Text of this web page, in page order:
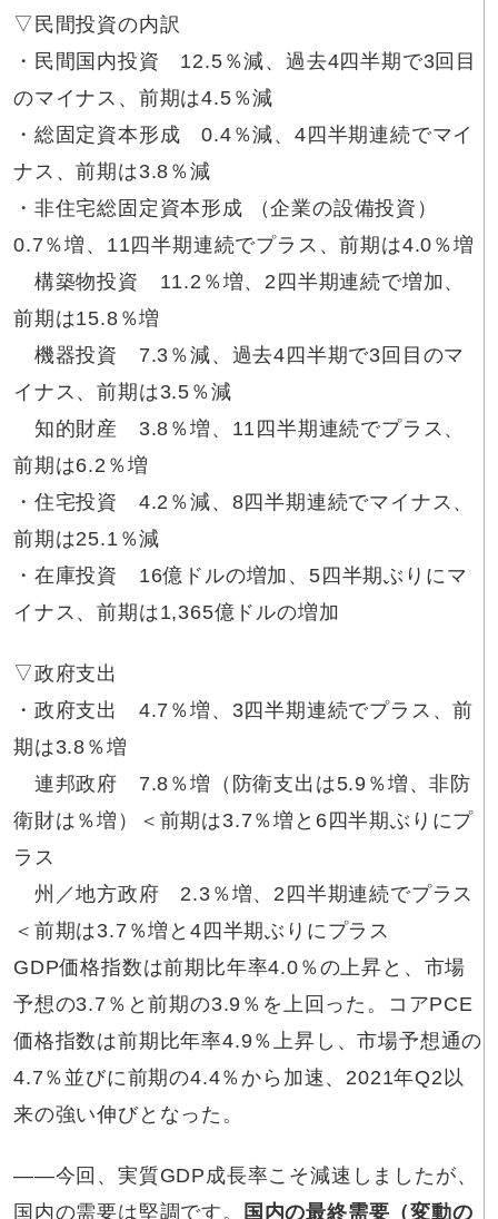
▽民間投資の内訳
・民間国内投資 12.5％減、過去4四半期で3回目
のマイナス、前期は4.5％減
・総固定資本形成 0.4％減、4四半期連続でマイ
ナス、前期は3.8％減
・非住宅総固定資本形成 （企業の設備投資）
0.7％増、11四半期連続でプラス、前期は4.0％増
構築物投資 11.2％増、2四半期連続で増加、
前期は15.8％増
機器投資 7.3％減、過去4四半期で3回目のマ
イナス、前期は3.5％減
知的財産 3.8％増、11四半期連続でプラス、
前期は6.2％増
・住宅投資 4.2％減、8四半期連続でマイナス、
前期は25.1％減
・在庫投資 16億ドルの増加、5四半期ぶりにマ
イナス、前期は1,365億ドルの増加
▽政府支出
・政府支出 4.7％増、3四半期連続でプラス、前
期は3.8％増
連邦政府 7.8％増（防衛支出は5.9％増、非防
衛財は％増）＜前期は3.7％増と6四半期ぶりにプ
ラス
州／地方政府 2.3％増、2四半期連続でプラス
＜前期は3.7％増と4四半期ぶりにプラス
GDP価格指数は前期比年率4.0％の上昇と、市場
予想の3.7％と前期の3.9％を上回った。コアPCE
価格指数は前期比年率4.9％上昇し、市場予想通の
4.7％並びに前期の4.4％から加速、2021年Q2以
来の強い伸びとなった。
――今回、実質GDP成長率こそ減速しましたが、
国内の需要は堅調です。
国内の最終需要（変動の